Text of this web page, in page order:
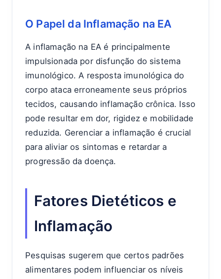
O Papel da Inflamação na EA
A inflamação na EA é principalmente
impulsionada por disfunção do sistema
imunológico. A resposta imunológica do
corpo ataca erroneamente seus próprios
tecidos, causando inflamação crônica. Isso
pode resultar em dor, rigidez e mobilidade
reduzida. Gerenciar a inflamação é crucial
para aliviar os sintomas e retardar a
progressão da doença.
Fatores Dietéticos e
Inflamação
Pesquisas sugerem que certos padrões
alimentares podem influenciar os níveis